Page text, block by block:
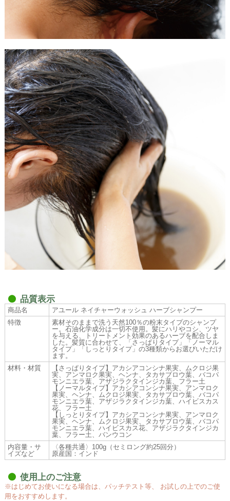
品質表示
商品名
アユール ネイチャーウォッシュ ハーブシャンプー
特徴
素材そのままで洗う天然100％の粉末タイプのシャンプ
ー。石油化学成分は一切不使用。髪にハリやコシ、ツヤ
を与える、トリートメント効果のあるハーブを配合しま
した。髪質に合わせて、「さっぱりタイプ」「ノーマル
タイプ」「しっとりタイプ」の3種類からお選びいただけ
ます。
材料・材質
【さっぱりタイプ】アカシアコンシナ果実、ムクロジ果
実、アンマロク果実、ヘンナ、タカサブロウ葉、バコパ
モンニエラ葉、アザジラクタインジカ葉、フラー土
【ノーマルタイプ】アカシアコンシナ果実、アンマロク
果実、ヘンナ、ムクロジ果実、タカサブロウ葉、バコパ
モンニエラ葉、アザジラクタインジカ葉、ハイビスカス
花、フラー土
【しっとりタイプ】アカシアコンシナ果実、アンマロク
果実、ヘンナ、ムクロジ果実、タカサブロウ葉、バコパ
モンニエラ葉、ハイビスカス花、アザジラクタインジカ
葉、フラー土、バンウコン
内容量・サ
イズなど
〈各種共通〉100g（セミロング約25回分）
原産国：インド
使用上のご注意
※はじめてお使いになる場合は、パッチテスト等、 お試しの上でのご使
用をおすすめします。